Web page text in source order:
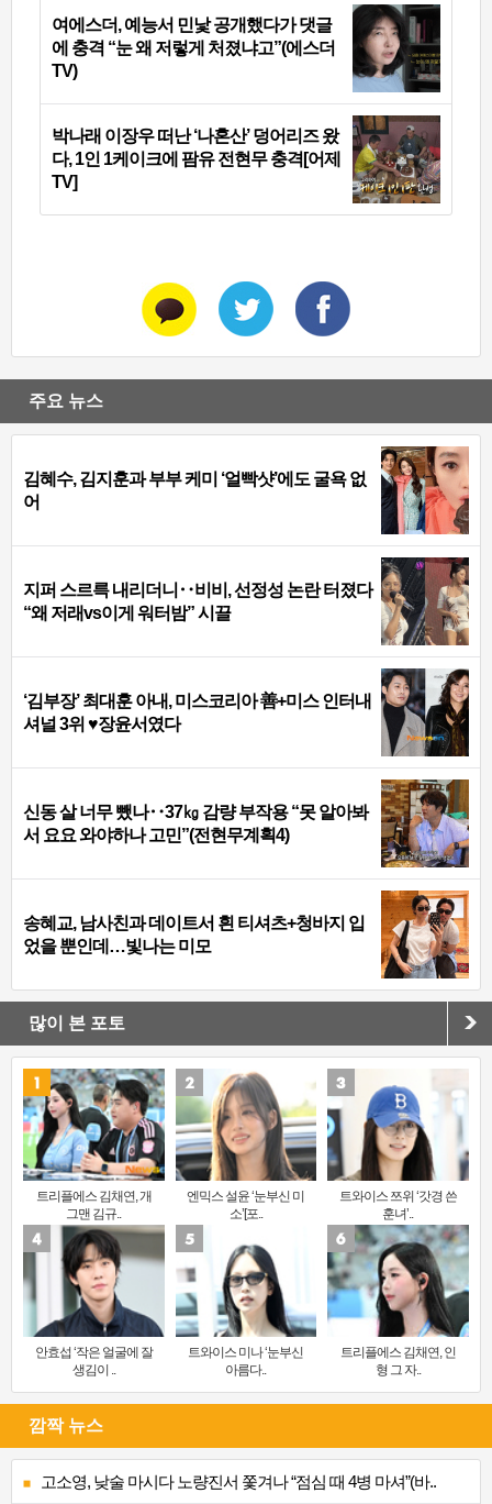
여에스더, 예능서 민낯 공개했다가 댓글
에 충격 “눈 왜 저렇게 처졌냐고”(에스더
TV)
박나래 이장우 떠난 ‘나혼산’ 덩어리즈 왔
다, 1인 1케이크에 팜유 전현무 충격[어제
TV]
주요 뉴스
김혜수, 김지훈과 부부 케미 ‘얼빡샷’에도 굴욕 없
어
지퍼 스르륵 내리더니‥비비, 선정성 논란 터졌다
“왜 저래vs이게 워터밤” 시끌
‘김부장’ 최대훈 아내, 미스코리아 善+미스 인터내
셔널 3위 ♥장윤서였다
신동 살 너무 뺐나‥37㎏ 감량 부작용 “못 알아봐
서 요요 와야하나 고민”(전현무계획4)
송혜교, 남사친과 데이트서 흰 티셔츠+청바지 입
었을 뿐인데…빛나는 미모
많이 본 포토
트리플에스 김채연, 개
그맨 김규..
엔믹스 설윤 ‘눈부신 미
소’[포..
트와이스 쯔위 ‘갓경 쓴
훈녀’..
안효섭 ‘작은 얼굴에 잘
생김이 ..
트와이스 미나 ‘눈부신
아름다..
트리플에스 김채연, 인
형 그 자..
깜짝 뉴스
고소영, 낮술 마시다 노량진서 쫓겨나 “점심 때 4병 마셔”(바..